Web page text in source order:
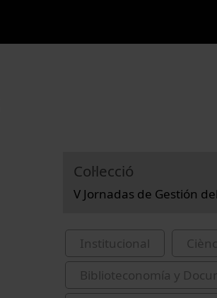
Col·lecció
V Jornadas de Gestión
Institucional
Biblioteconomía y